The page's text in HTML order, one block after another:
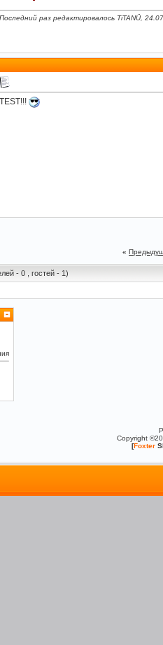
Последний раз редактировалось TiTANÜ,
TEST!!!
«
- 0 , гостей - 1)
Copyright
[Foxter